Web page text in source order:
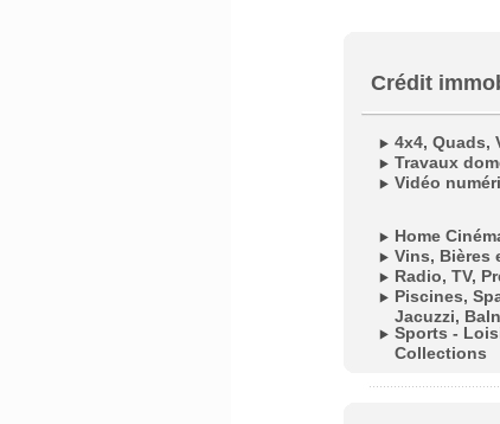
Crédit
4x4, Quads,
Travaux
Vidéo
Home
Vins, Bières
Radio, TV,
Piscines,
Jacuzzi,
Sports -
Collections